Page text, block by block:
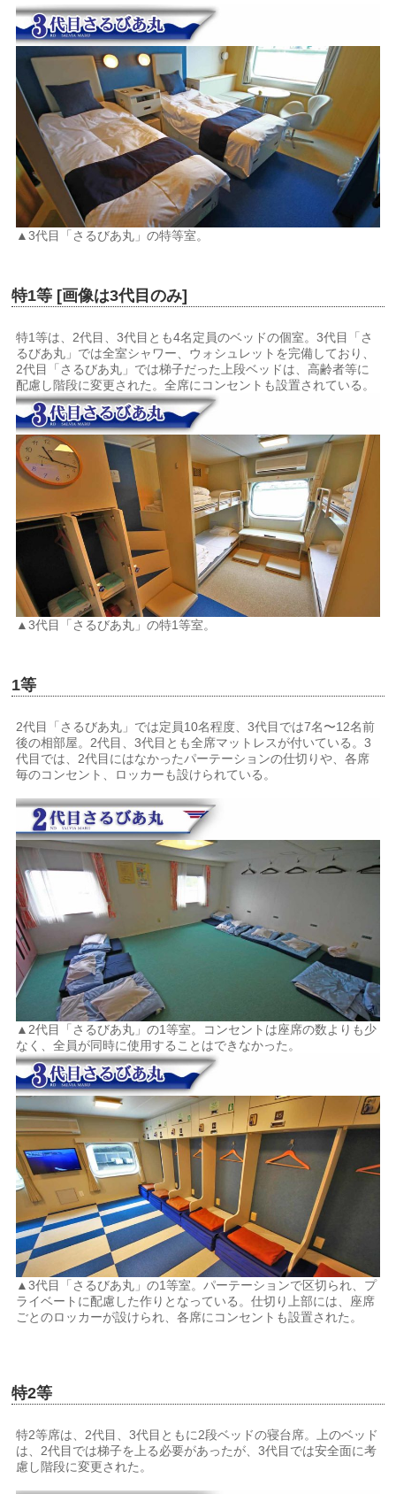
▲3代目「さるびあ丸」の特等室。
特1等 [画像は3代目のみ]
特1等は、2代目、3代目とも4名定員のベッドの個室。3代目「さ
るびあ丸」では全室シャワー、ウォシュレットを完備しており、
2代目「さるびあ丸」では梯子だった上段ベッドは、高齢者等に
配慮し階段に変更された。全席にコンセントも設置されている。
▲3代目「さるびあ丸」の特1等室。
1等
2代目「さるびあ丸」では定員10名程度、3代目では7名〜12名前
後の相部屋。2代目、3代目とも全席マットレスが付いている。3
代目では、2代目にはなかったパーテーションの仕切りや、各席
毎のコンセント、ロッカーも設けられている。
▲2代目「さるびあ丸」の1等室。コンセントは座席の数よりも少
なく、全員が同時に使用することはできなかった。
▲3代目「さるびあ丸」の1等室。パーテーションで区切られ、プ
ライベートに配慮した作りとなっている。仕切り上部には、座席
ごとのロッカーが設けられ、各席にコンセントも設置された。
特2等
特2等席は、2代目、3代目ともに2段ベッドの寝台席。上のベッド
は、2代目では梯子を上る必要があったが、3代目では安全面に考
慮し階段に変更された。